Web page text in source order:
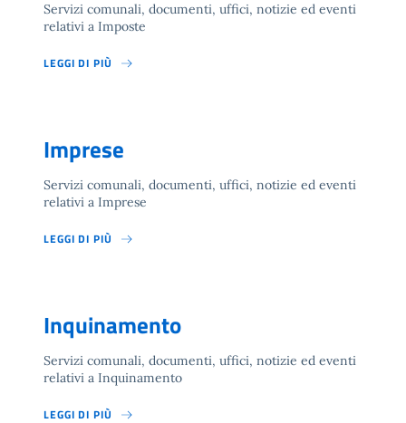
Servizi comunali, documenti, uffici, notizie ed eventi
relativi a Imposte
LEGGI DI PIÙ
Imprese
Servizi comunali, documenti, uffici, notizie ed eventi
relativi a Imprese
LEGGI DI PIÙ
Inquinamento
Servizi comunali, documenti, uffici, notizie ed eventi
relativi a Inquinamento
LEGGI DI PIÙ